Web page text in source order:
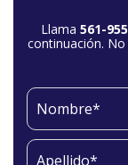
Llama 561-
continuación.